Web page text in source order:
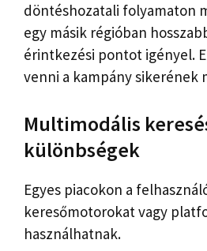
döntéshozatali folyamaton
egy másik régióban
érintkezési pontot igényel.
venni a kampány sikerének
Multimodális
különbségek
Egyes piacokon a
keresőmotorokat vagy
használhatnak.